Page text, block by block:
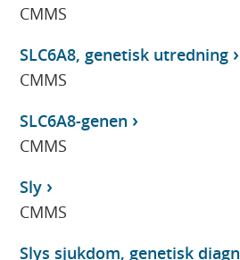
CMMS
SLC6A8, genetisk utredning
CMMS
SLC6A8-genen
CMMS
Sly
CMMS
Slys sjukdom, genetisk